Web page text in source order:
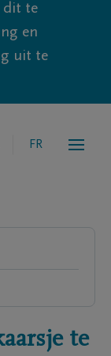
dit te
en
uit te
FR
te